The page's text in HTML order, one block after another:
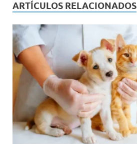
ARTÍCULOS RELACIONADOS